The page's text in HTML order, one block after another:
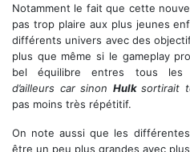
Notamment le fait que cette
pas trop plaire aux plus jeunes
différents univers avec des
plus que même si le gameplay
bel équilibre entres tous les
d’ailleurs car sinon Hulksortirait
pas moins très répétitif.
On note aussi que les
être un peu plus grandes avec